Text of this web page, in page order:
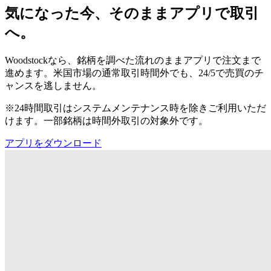
気になった今、そのままアプリで取引
へ。
Woodstockなら、銘柄を調べた流れのままアプリで注文まで
進めます。米国市場の通常取引時間外でも、24/5で売買のチ
ャンスを逃しません。
※24時間取引はシステムメンテナンス時を除きご利用いただ
けます。一部銘柄は時間外取引の対象外です。
アプリをダウンロード